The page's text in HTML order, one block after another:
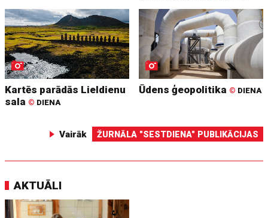
Kartēs parādās Lieldienu
sala © DIENA
Ūdens ģeopolitika © DIENA
Vairāk ŽURNĀLA "SESTDIENA" PUBLIKĀCIJAS
AKTUĀLI